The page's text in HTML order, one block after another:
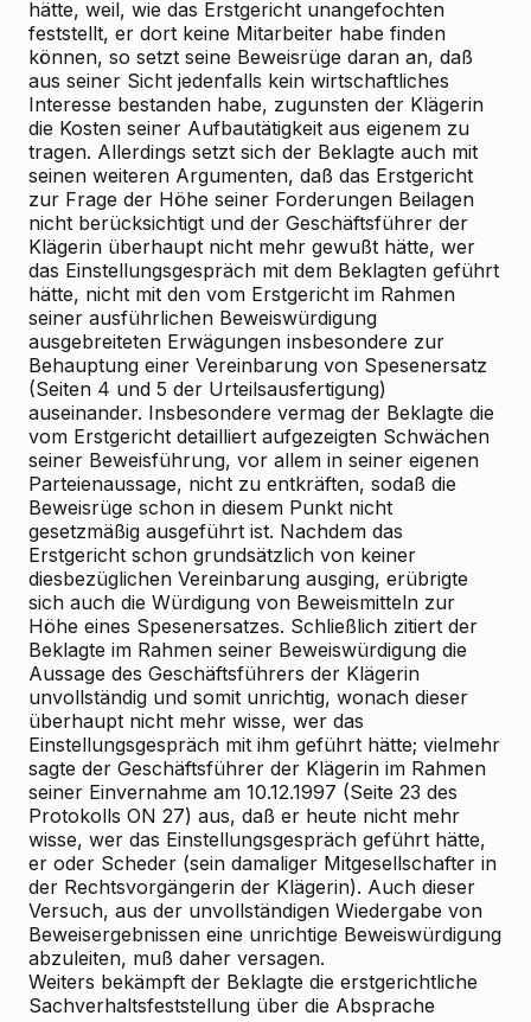
hätte, weil, wie das Erstgericht unangefochten
feststellt, er dort keine Mitarbeiter habe finden
können, so setzt seine Beweisrüge daran an, daß
aus seiner Sicht jedenfalls kein wirtschaftliches
Interesse bestanden habe, zugunsten der Klägerin
die Kosten seiner Aufbautätigkeit aus eigenem zu
tragen. Allerdings setzt sich der Beklagte auch mit
seinen weiteren Argumenten, daß das Erstgericht
zur Frage der Höhe seiner Forderungen Beilagen
nicht berücksichtigt und der Geschäftsführer der
Klägerin überhaupt nicht mehr gewußt hätte, wer
das Einstellungsgespräch mit dem Beklagten geführt
hätte, nicht mit den vom Erstgericht im Rahmen
seiner ausführlichen Beweiswürdigung
ausgebreiteten Erwägungen insbesondere zur
Behauptung einer Vereinbarung von Spesenersatz
(Seiten 4 und 5 der Urteilsausfertigung)
auseinander. Insbesondere vermag der Beklagte die
vom Erstgericht detailliert aufgezeigten Schwächen
seiner Beweisführung, vor allem in seiner eigenen
Parteienaussage, nicht zu entkräften, sodaß die
Beweisrüge schon in diesem Punkt nicht
gesetzmäßig ausgeführt ist. Nachdem das
Erstgericht schon grundsätzlich von keiner
diesbezüglichen Vereinbarung ausging, erübrigte
sich auch die Würdigung von Beweismitteln zur
Höhe eines Spesenersatzes. Schließlich zitiert der
Beklagte im Rahmen seiner Beweiswürdigung die
Aussage des Geschäftsführers der Klägerin
unvollständig und somit unrichtig, wonach dieser
überhaupt nicht mehr wisse, wer das
Einstellungsgespräch mit ihm geführt hätte; vielmehr
sagte der Geschäftsführer der Klägerin im Rahmen
seiner Einvernahme am 10.12.1997 (Seite 23 des
Protokolls ON 27) aus, daß er heute nicht mehr
wisse, wer das Einstellungsgespräch geführt hätte,
er oder Scheder (sein damaliger Mitgesellschafter in
der Rechtsvorgängerin der Klägerin). Auch dieser
Versuch, aus der unvollständigen Wiedergabe von
Beweisergebnissen eine unrichtige Beweiswürdigung
abzuleiten, muß daher versagen.
Weiters bekämpft der Beklagte die erstgerichtliche
Sachverhaltsfeststellung über die Absprache